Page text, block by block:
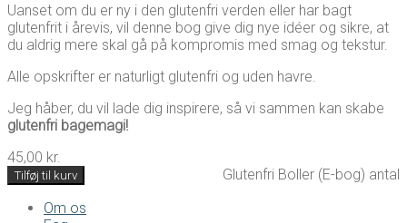
Uanset om du er ny i den glutenfri verden eller har bagt
glutenfrit i årevis, vil denne bog give dig nye idéer og sikre, at
du aldrig mere skal gå på kompromis med smag og tekstur.
Alle opskrifter er naturligt glutenfri og uden havre.
Jeg håber, du vil lade dig inspirere, så vi sammen kan skabe
glutenfri bagemagi!
45,00 kr.
Glutenfri Boller (E-bog) antal
Tilføj til kurv
Om os